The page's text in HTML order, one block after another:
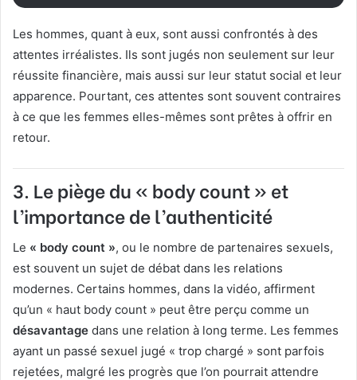
Les hommes, quant à eux, sont aussi confrontés à des
attentes irréalistes. Ils sont jugés non seulement sur leur
réussite financière, mais aussi sur leur statut social et leur
apparence. Pourtant, ces attentes sont souvent contraires
à ce que les femmes elles-mêmes sont prêtes à offrir en
retour.
3. Le piège du « body count » et
l’importance de l’authenticité
Le « body count », ou le nombre de partenaires sexuels,
est souvent un sujet de débat dans les relations
modernes. Certains hommes, dans la vidéo, affirment
qu’un « haut body count » peut être perçu comme un
désavantage dans une relation à long terme. Les femmes
ayant un passé sexuel jugé « trop chargé » sont parfois
rejetées, malgré les progrès que l’on pourrait attendre